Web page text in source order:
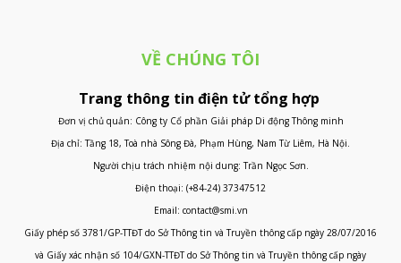
VỀ CHÚNG TÔI
Trang thông tin điện tử tổng hợp
Đơn vị chủ quản: Công ty Cổ phần Giải pháp Di động Thông minh
Địa chỉ: Tầng 18, Toà nhà Sông Đà, Phạm Hùng, Nam Từ Liêm, Hà Nội.
Người chịu trách nhiệm nội dung: Trần Ngọc Sơn.
Điện thoại: (+84-24) 37347512
Email: contact@smi.vn
Giấy phép số 3781/GP-TTĐT do Sở Thông tin và Truyền thông cấp ngày 28/07/2016
và Giấy xác nhận số 104/GXN-TTĐT do Sở Thông tin và Truyền thông cấp ngày